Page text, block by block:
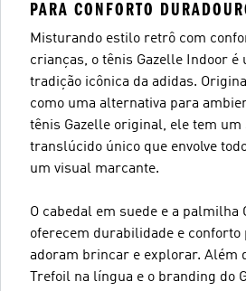
PARA CONFORTO
Misturando estilo retrô com
crianças, o tênis Gazelle Indoor é
tradição icônica da adidas.
como uma alternativa para
tênis Gazelle original, ele tem um
translúcido único que envolve
um visual marcante.
O cabedal em suede e a
oferecem durabilidade e conforto
adoram brincar e explorar. Além
Trefoil na língua e o branding do